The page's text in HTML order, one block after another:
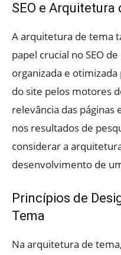
SEO e Arquitetura
A arquitetura de tema
papel crucial no SEO
organizada e
do site pelos motores
relevância das
nos resultados de
considerar a
desenvolvimento de
Princípios de
Tema
Na arquitetura de